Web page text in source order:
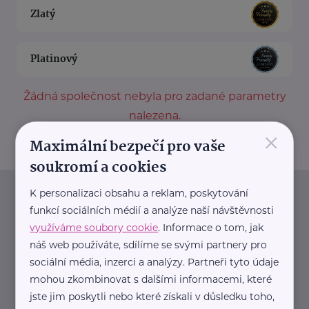
Zlatý
Platinový
Žádná společnost nebyla pro zadané parametry
nalezena.
Newsletter
Pravidelný přísun novinek, inspirace na každý den,
podpora pro rodiče i sdílení zkušeností. Takový je
Newsletter webu eMaminy.cz. Přihlaste se k jeho
odběru a čtěte o tématech, které vám pomohou
×
Maximální bezpečí pro vaše
soukromí a cookies
K personalizaci obsahu a reklam, poskytování
funkcí sociálních médií a analýze naší návštěvnosti
využíváme soubory cookie. Informace o tom, jak
náš web používáte, sdílíme se svými partnery pro
sociální média, inzerci a analýzy. Partneři tyto údaje
mohou zkombinovat s dalšími informacemi, které
jste jim poskytli nebo které získali v důsledku toho,